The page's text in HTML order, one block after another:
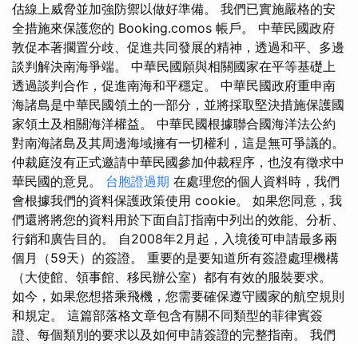
估線上威脅並加強防禦以做好準備。 我們已實施嚴格的安
全措施來保護您的 Booking.comos 帳戶。 中華民國政府
敦促本著擱置分歧、促進共同發展的精神，透過和平、多邊
談判解決南海爭端。 中華民國願與相關國家在平等基礎上
透過談判合作，促進南海和平穩定。 中華民國政府重申南
海諸島是中華民國領土的一部分，並將採取堅決措施保護國
家領土及相關海洋權益。 中華民國根據聯合國海洋法公約
對南海諸島及其周邊海域擁有一切權利，這是無可爭議的。
仲裁庭沒有正式邀請中華民國參加仲裁程序，也沒有徵求中
華民國的意見。 台胞證過期 在處理您的個人資料時，我們
會根據我們的資料保護政策使用 cookie。 如果您同意，我
們還將將您的資料用於下面自訂指南中列出的效能、分析、
行銷和廣告目的。 自2008年2月起，入境後可申請最多兩
個月（59天）的簽證。 重要的是要知道所有簽證處理機構
（大使館、領事館、移民辦公室）都有有效的服裝要求。
如今，如果您想搭乘飛機，您需要確保遵守國家的航空規則
和規定。 這篇部落格文章包含有關不同類型的菲律賓簽
證、每個類別的要求以及如何申請簽證的完整指南。 我們